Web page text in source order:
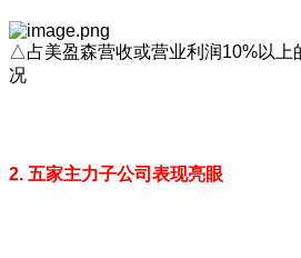
△占美盈森营收或营业利润10%以上
况
2. 五家主力子公司表现亮眼